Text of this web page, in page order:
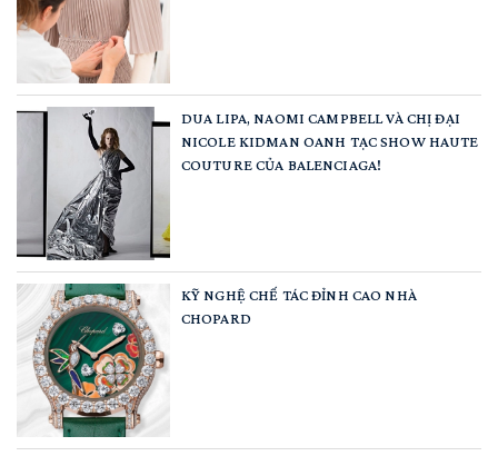
DUA LIPA, NAOMI CAMPBELL VÀ CHỊ ĐẠI
NICOLE KIDMAN OANH TẠC SHOW HAUTE
COUTURE CỦA BALENCIAGA!
KỸ NGHỆ CHẾ TÁC ĐỈNH CAO NHÀ
CHOPARD